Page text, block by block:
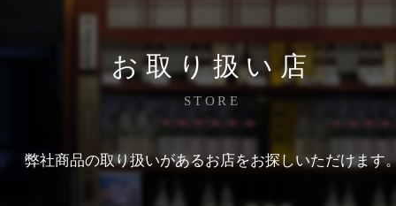
お取り扱い店
STORE
弊社商品の取り扱いがあるお店をお探しいただけます